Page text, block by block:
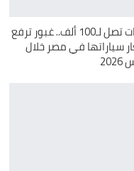
زيادات تصل لـ100 ألف.. غبور ترفع
سياراتها في مصر خلال